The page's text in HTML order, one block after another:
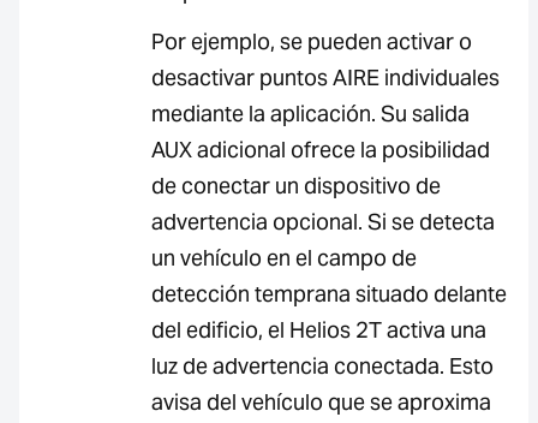
Por ejemplo, se pueden activar o
desactivar puntos AIRE individuales
mediante la aplicación. Su salida
AUX adicional ofrece la posibilidad
de conectar un dispositivo de
advertencia opcional. Si se detecta
un vehículo en el campo de
detección temprana situado delante
del edificio, el Helios 2T activa una
luz de advertencia conectada. Esto
avisa del vehículo que se aproxima